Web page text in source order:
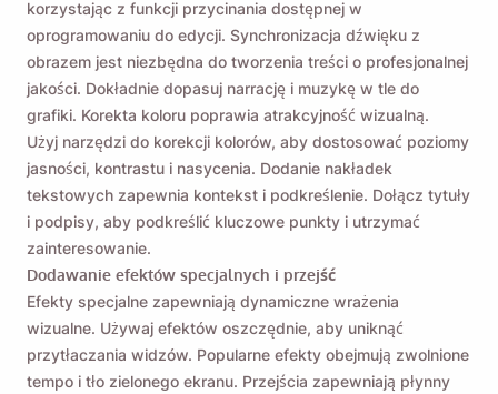
korzystając z funkcji przycinania dostępnej w
oprogramowaniu do edycji. Synchronizacja dźwięku z
obrazem jest niezbędna do tworzenia treści o profesjonalnej
jakości. Dokładnie dopasuj narrację i muzykę w tle do
grafiki. Korekta koloru poprawia atrakcyjność wizualną.
Użyj narzędzi do korekcji kolorów, aby dostosować poziomy
jasności, kontrastu i nasycenia. Dodanie nakładek
tekstowych zapewnia kontekst i podkreślenie. Dołącz tytuły
i podpisy, aby podkreślić kluczowe punkty i utrzymać
zainteresowanie.
Dodawanie efektów specjalnych i przejść
Efekty specjalne zapewniają dynamiczne wrażenia
wizualne. Używaj efektów oszczędnie, aby uniknąć
przytłaczania widzów. Popularne efekty obejmują zwolnione
tempo i tło zielonego ekranu. Przejścia zapewniają płynny